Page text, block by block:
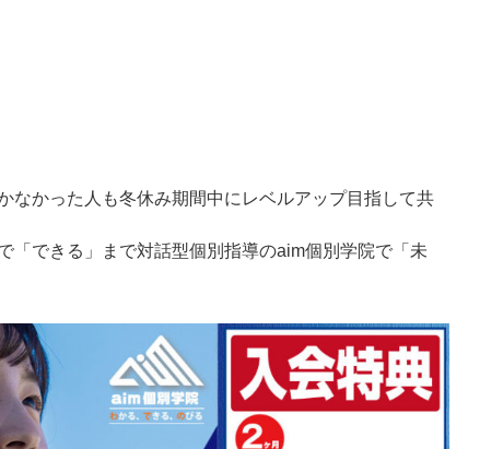
なかった人も冬休み期間中にレベルアップ目指して共
「できる」まで対話型個別指導のaim個別学院で「未